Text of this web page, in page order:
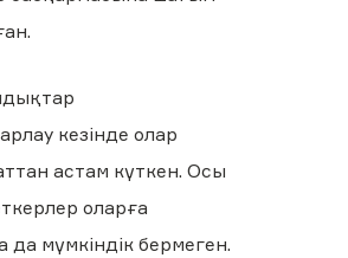
кезінде олар
астам күткен. Осы
оларға
да мүмкіндік бермеген.